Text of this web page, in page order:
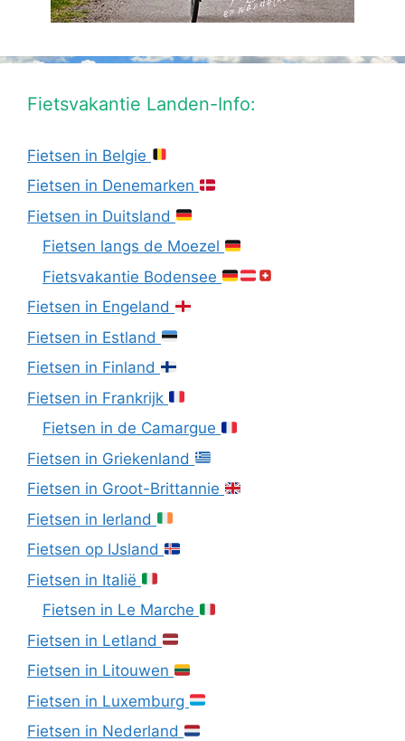
Fietsvakantie Landen-Info:
Fietsen in Belgie
Fietsen in Denemarken
Fietsen in Duitsland
Fietsen langs de Moezel
Fietsvakantie Bodensee
Fietsen in Engeland
Fietsen in Estland
Fietsen in Finland
Fietsen in Frankrijk
Fietsen in de Camargue
Fietsen in Griekenland
Fietsen in Groot-Brittannie
Fietsen in Ierland
Fietsen op IJsland
Fietsen in Italië
Fietsen in Le Marche
Fietsen in Letland
Fietsen in Litouwen
Fietsen in Luxemburg
Fietsen in Nederland